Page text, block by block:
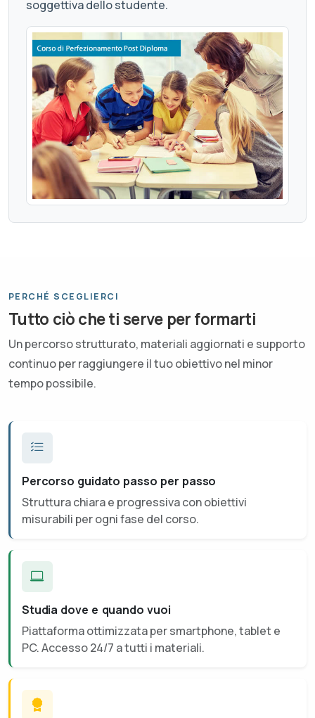
soggettiva dello studente.
PERCHÉ SCEGLIERCI
Tutto ciò che ti serve per formarti
Un percorso strutturato, materiali aggiornati e supporto
continuo per raggiungere il tuo obiettivo nel minor
tempo possibile.
Percorso guidato passo per passo
Struttura chiara e progressiva con obiettivi
misurabili per ogni fase del corso.
Studia dove e quando vuoi
Piattaforma ottimizzata per smartphone, tablet e
PC. Accesso 24/7 a tutti i materiali.